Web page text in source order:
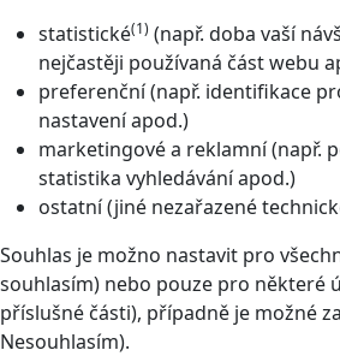
statistické(1) (např. doba vaší
nejčastěji používaná část webu
preferenční (např. identifikace
nastavení apod.)
marketingové a reklamní (např.
statistika vyhledávání apod.)
ostatní (jiné nezařazené
Souhlas je možno nastavit pro
souhlasím) nebo pouze pro některé
příslušné části), případně je možné
Nesouhlasím).